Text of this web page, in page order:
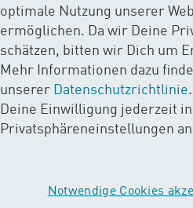
optimale Nutzung unserer
ermöglichen. Da wir Deine
schätzen, bitten wir Dich um
Mehr Informationen dazu
unserer Datenschutzrichtlinie
Deine Einwilligung jederzeit
Privatsphäreneinstellungen
Notwendige Cookies
Let's Swim ist eine
zum Aufbau der